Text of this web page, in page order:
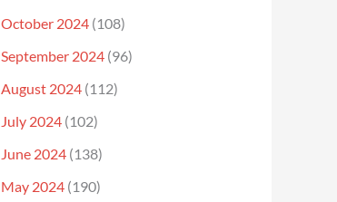
October 2024 (108)
September 2024 (96)
August 2024 (112)
July 2024 (102)
June 2024 (138)
May 2024 (190)